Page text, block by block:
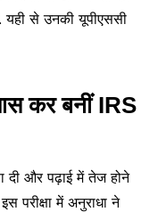
यही से उनकी यूपीएससी
कर बनीं IRS
दी और पढ़ाई में तेज होने
परीक्षा में अनुराधा ने